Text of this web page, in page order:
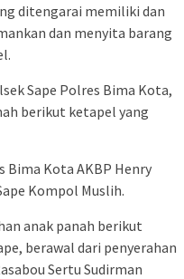
ditengarai memiliki dan
dan menyita barang
Sape Polres Bima Kota,
berikut ketapel yang
Bima Kota AKBP Henry
Kompol Muslih.
anak panah berikut
berawal dari penyerahan
Sertu Sudirman